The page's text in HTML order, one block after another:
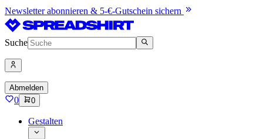
Newsletter abonnieren & 5-€-Gutschein sichern
Suche
Abmelden
0 0
Gestalten